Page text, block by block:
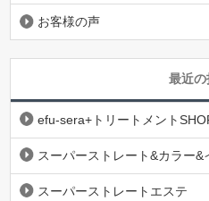
お客様の声
最近の
efu-sera+トリートメント
スーパーストレート&カラー&
スーパーストレートエステ